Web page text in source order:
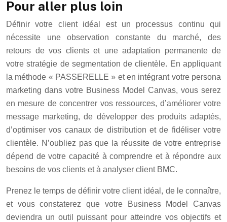
Pour aller plus loin
Définir votre client idéal est un processus continu qui
nécessite une observation constante du marché, des
retours de vos clients et une adaptation permanente de
votre stratégie de segmentation de clientèle. En appliquant
la méthode « PASSERELLE » et en intégrant votre persona
marketing dans votre Business Model Canvas, vous serez
en mesure de concentrer vos ressources, d’améliorer votre
message marketing, de développer des produits adaptés,
d’optimiser vos canaux de distribution et de fidéliser votre
clientèle. N’oubliez pas que la réussite de votre entreprise
dépend de votre capacité à comprendre et à répondre aux
besoins de vos clients et à analyser client BMC.
Prenez le temps de définir votre client idéal, de le connaître,
et vous constaterez que votre Business Model Canvas
deviendra un outil puissant pour atteindre vos objectifs et